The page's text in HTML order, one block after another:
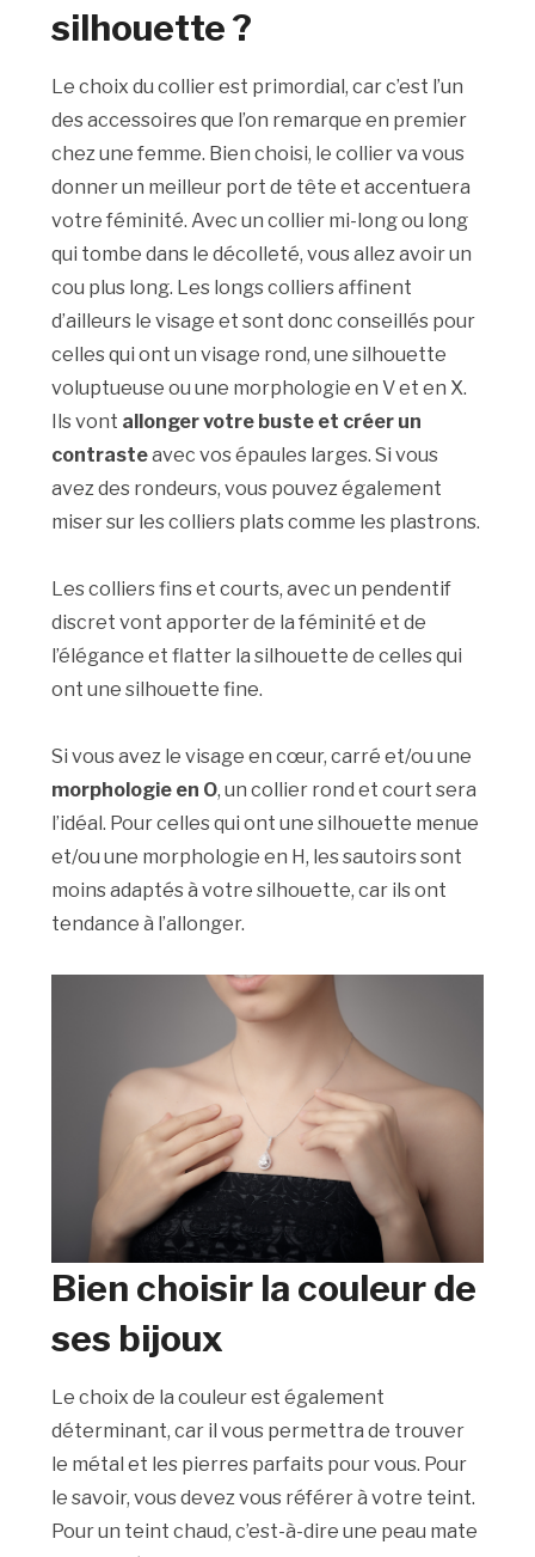
silhouette ?
Le choix du collier est primordial, car c’est l’un
des accessoires que l’on remarque en premier
chez une femme. Bien choisi, le collier va vous
donner un meilleur port de tête et accentuera
votre féminité. Avec un collier mi-long ou long
qui tombe dans le décolleté, vous allez avoir un
cou plus long. Les longs colliers affinent
d’ailleurs le visage et sont donc conseillés pour
celles qui ont un visage rond, une silhouette
voluptueuse ou une morphologie en V et en X.
Ils vont allonger votre buste et créer un
contrasteavec vos épaules larges. Si vous
avez des rondeurs, vous pouvez également
miser sur les colliers plats comme les plastrons.
Les colliers fins et courts, avec un pendentif
discret vont apporter de la féminité et de
l’élégance et flatter la silhouette de celles qui
ont une silhouette fine.
Si vous avez le visage en cœur, carré et/ou une
morphologie en O, un collier rond et court sera
l’idéal. Pour celles qui ont une silhouette menue
et/ou une morphologie en H, les sautoirs sont
moins adaptés à votre silhouette, car ils ont
tendance à l’allonger.
Bien choisir la couleur de
ses bijoux
Le choix de la couleur est également
déterminant, car il vous permettra de trouver
le métal et les pierres parfaits pour vous. Pour
le savoir, vous devez vous référer à votre teint.
Pour un teint chaud, c’est-à-dire une peau mate